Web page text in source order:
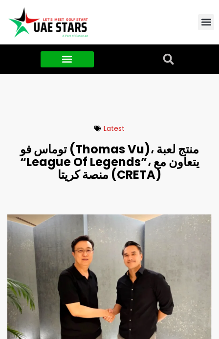
Latest
توماس فو (Thomas Vu)، منتج لعبة
“League Of Legends”، يتعاون مع
منصة كريتا (CRETA)